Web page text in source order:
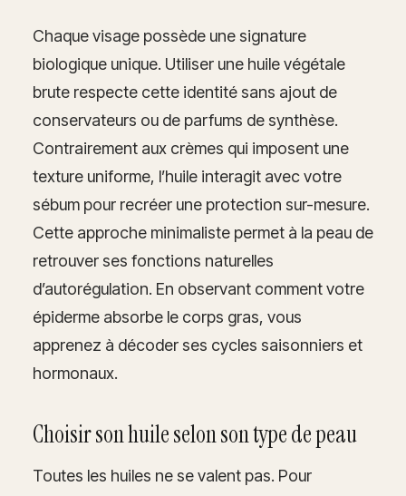
Chaque visage possède une signature
biologique unique. Utiliser une huile végétale
brute respecte cette identité sans ajout de
conservateurs ou de parfums de synthèse.
Contrairement aux crèmes qui imposent une
texture uniforme, l’huile interagit avec votre
sébum pour recréer une protection sur-mesure.
Cette approche minimaliste permet à la peau de
retrouver ses fonctions naturelles
d’autorégulation. En observant comment votre
épiderme absorbe le corps gras, vous
apprenez à décoder ses cycles saisonniers et
hormonaux.
Choisir son huile selon son type de peau
Toutes les huiles ne se valent pas. Pour